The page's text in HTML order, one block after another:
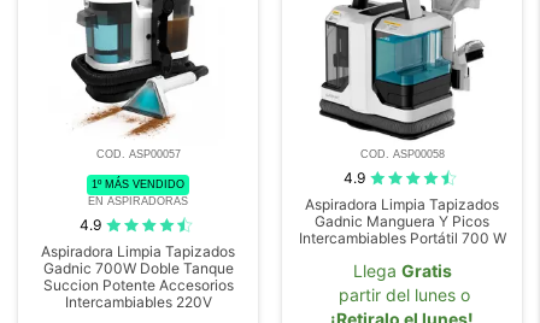
COD. ASP00057
1º MÁS VENDIDO
EN ASPIRADORAS
4.9
Aspiradora Limpia Tapizados
Gadnic 700W Doble Tanque
Succion Potente Accesorios
Intercambiables 220V
COD. ASP00058
4.9
Aspiradora Limpia Tapizados
Gadnic Manguera Y Picos
Intercambiables Portátil 700 W
Llega Gratis
partir del lunes o